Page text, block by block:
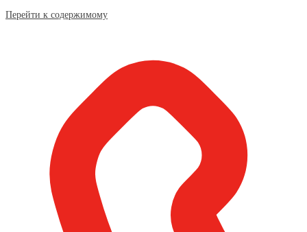
Перейти к содержимому